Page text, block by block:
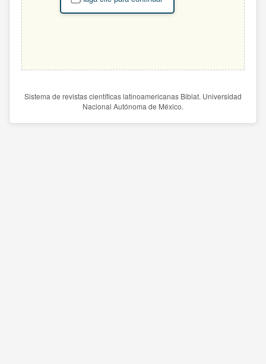
Sistema de revistas científicas latinoamericanas Biblat. Universidad
Nacional Autónoma de México.